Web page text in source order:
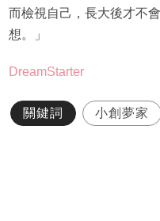
而檢視自己，長大後才不
想。」
DreamStarter
關鍵詞 小創夢家